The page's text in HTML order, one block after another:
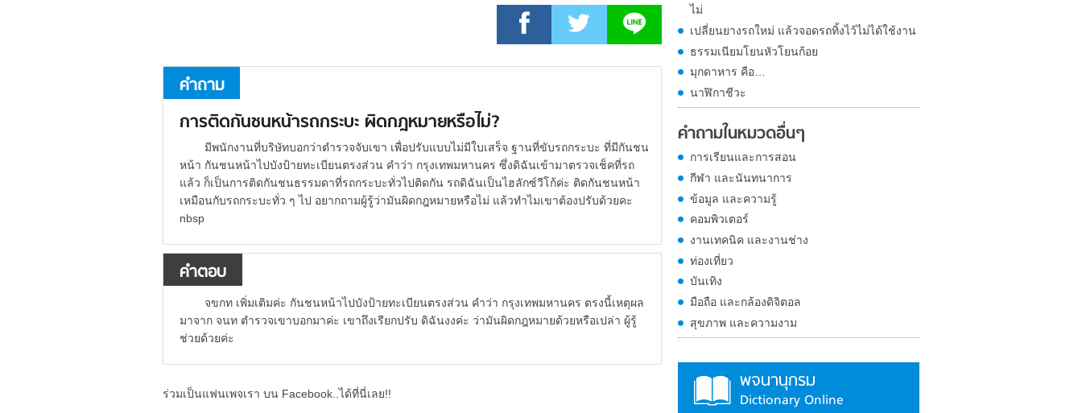
คำถาม
การติดกันชนหน้ารถกระบะ ผิดกฎหมายหรือไม่?
มีพนักงานที่บริษัทบอกว่าตำรวจจับเขา เพื่อปรับแบบไม่มีใบเสร็จ ฐานที่ขับรถกระบะ ที่มีกันชน
หน้า กันชนหน้าไปบังป้ายทะเบียนตรงส่วน คำว่า กรุงเทพมหานคร ซึ่งดิฉันเข้ามาตรวจเช็คที่รถ
แล้ว ก็เป็นการติดกันชนธรรมดาที่รถกระบะทั่วไปติดกัน รถดิฉันเป็นไฮลักซ์วีโก้ค่ะ ติดกันชนหน้า
เหมือนกับรถกระบะทั่ว ๆ ไป อยากถามผู้รู้ว่ามันผิดกฎหมายหรือไม่ แล้วทำไมเขาต้องปรับด้วยคะ
nbsp
คำตอบ
จขกท เพิ่มเติมค่ะ กันชนหน้าไปบังป้ายทะเบียนตรงส่วน คำว่า กรุงเทพมหานคร ตรงนี้เหตุผล
มาจาก จนท ตำรวจเขาบอกมาค่ะ เขาถึงเรียกปรับ ดิฉันงงค่ะ ว่ามันผิดกฎหมายด้วยหรือเปล่า ผู้รู้
ช่วยด้วยค่ะ
ร่วมเป็นแฟนเพจเรา บน Facebook..ได้ที่นี่เลย!!
ไม่
เปลี่ยนยางรถใหม่ แล้วจอดรถทิ้งไว้ไม่ได้ใช้งาน
ธรรมเนียมโยนหัวโยนก้อย
มุกดาหาร คือ…
นาฬิกาชีวะ
คำถามในหมวดอื่นๆ
การเรียนและการสอน
กีฬา และนันทนาการ
ข้อมูล และความรู้
คอมพิวเตอร์
งานเทคนิค และงานช่าง
ท่องเที่ยว
บันเทิง
มือถือ และกล้องดิจิตอล
สุขภาพ และความงาม
พจนานุกรม
Dictionary Online